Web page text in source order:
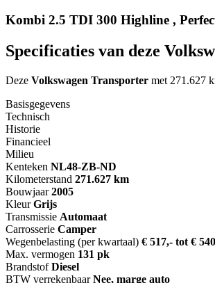
Kombi 2.5 TDI 300 Highline ,
Specificaties van deze
Deze Volkswagen Transporter met 271.627
Basisgegevens
Technisch
Historie
Financieel
Milieu
Kenteken NL48-ZB-ND
Kilometerstand 271.627 km
Bouwjaar 2005
Kleur Grijs
Transmissie Automaat
Carrosserie Camper
Wegenbelasting (per kwartaal) € 517,- tot €
Max. vermogen 131 pk
Brandstof Diesel
BTW verrekenbaar Nee, marge auto